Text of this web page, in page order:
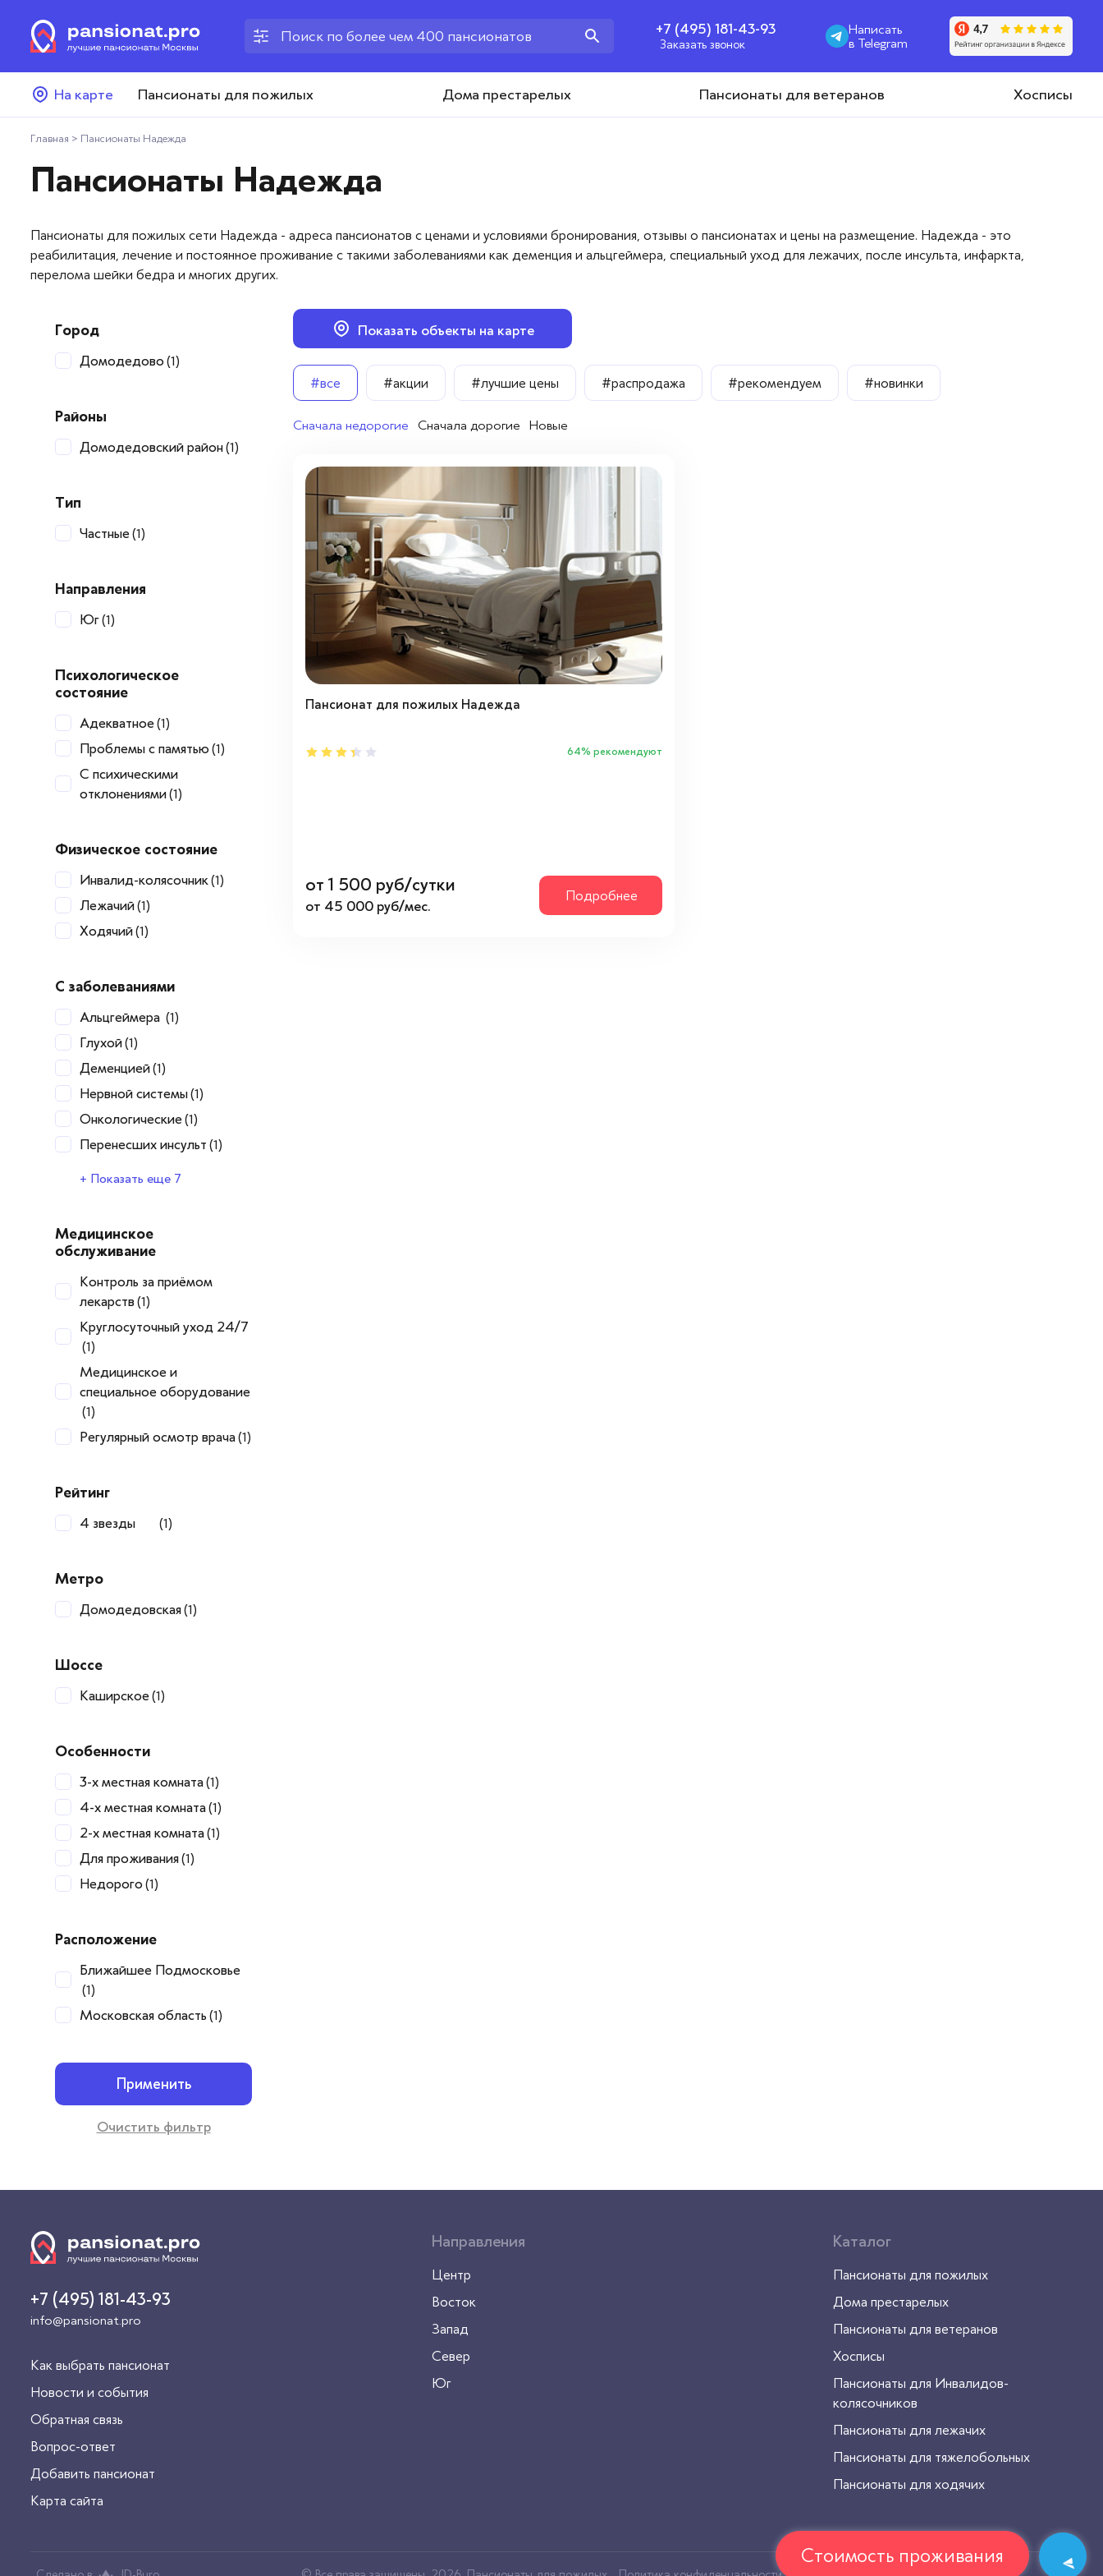
+7 (495) 181-43-93
Заказать звонок
Написать
в Telegram
На карте Пансионаты для пожилых Дома престарелых Пансионаты для ветеранов Хосписы
Пансионаты для пожилых
Дома престарелых
Как выбрать пансионат
Добавить пансионат
Отзывы
Вопросы — ответы
Новости
Контакты
Главная > Пансионаты Надежда
Пансионаты Надежда
Пансионаты для пожилых сети Надежда - адреса пансионатов с ценами и условиями бронирования, отзывы о пансионатах и цены на размещение. Надежда - это
реабилитация, лечение и постоянное проживание с такими заболеваниями как деменция и альцгеймера, специальный уход для лежачих, после инсульта, инфаркта,
перелома шейки бедра и многих других.
Город
Домодедово (1)
Районы
Домодедовский район(1)
Тип
Частные(1)
Направления
Юг(1)
Психологическое
состояние
Адекватное(1)
Проблемы с памятью (1)
С психическими
отклонениями(1)
Физическое состояние
Инвалид-колясочник(1)
Лежачий(1)
Ходячий(1)
С заболеваниями
Альцгеймера (1)
Глухой(1)
Деменцией(1)
Нервной системы(1)
Онкологические(1)
Перенесших инсульт (1)
(1)
различной степени тяжести
+ Показать еще 7
Медицинское
обслуживание
Контроль за приёмом
лекарств (1)
Круглосуточный уход 24/7
(1)
Медицинское и
специальное оборудование
(1)
Регулярный осмотр врача(1)
Рейтинг
4 звезды (1)
Метро
Домодедовская(1)
Шоссе
Каширское(1)
Особенности
3-х местная комната(1)
4-х местная комната(1)
2-х местная комната(1)
Для проживания(1)
Недорого (1)
Расположение
Ближайшее Подмосковье
(1)
Московская область (1)
Показать объекты на карте
#все #акции #лучшие цены #распродажа #рекомендуем #новинки
Сначала недорогие Сначала дорогие Новые
Пансионат для пожилых Надежда
64% рекомендуют
от 1 500 руб/сутки
от 45 000 руб/мес.
Подробнее
+7 (495) 181-43-93
info@pansionat.pro
Как выбрать пансионат
Новости и события
Обратная связь
Вопрос-ответ
Добавить пансионат
Карта сайта
Направления
Центр
Восток
Запад
Север
Юг
Каталог
Пансионаты для пожилых
Дома престарелых
Пансионаты для ветеранов
Хосписы
Пансионаты для Инвалидов-
колясочников
Пансионаты для лежачих
Пансионаты для тяжелобольных
Пансионаты для ходячих
Стоимость проживания